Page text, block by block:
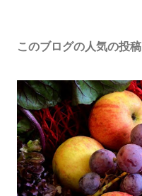
このブログの人気の投稿